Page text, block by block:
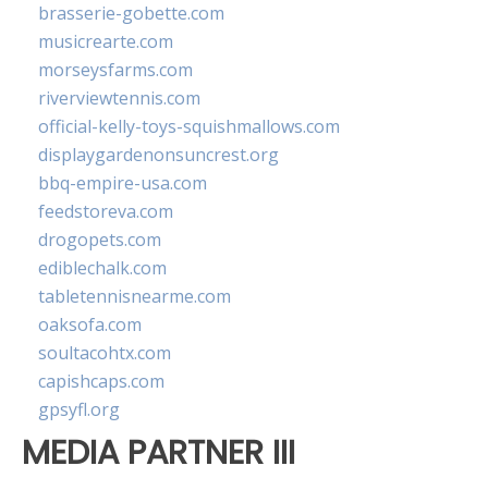
brasserie-gobette.com
musicrearte.com
morseysfarms.com
riverviewtennis.com
official-kelly-toys-squishmallows.com
displaygardenonsuncrest.org
bbq-empire-usa.com
feedstoreva.com
drogopets.com
ediblechalk.com
tabletennisnearme.com
oaksofa.com
soultacohtx.com
capishcaps.com
gpsyfl.org
MEDIA PARTNER III